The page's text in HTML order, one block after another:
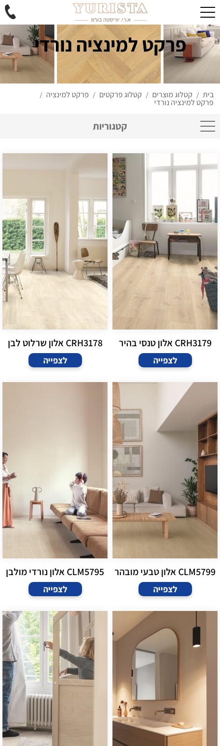
פרקט למינציה נורדי
בית / קטלוג מוצרים / קטלוג פרקטים / פרקט למינציה /
פרקט למינציה נורדי
קטגוריות
CRH3179 אלון טנסי בהיר
לצפייה
CRH3178 אלון שרלוט לבן
לצפייה
CLM5799 אלון טבעי מובהר
לצפייה
CLM5795 אלון נורדי מולבן
לצפייה